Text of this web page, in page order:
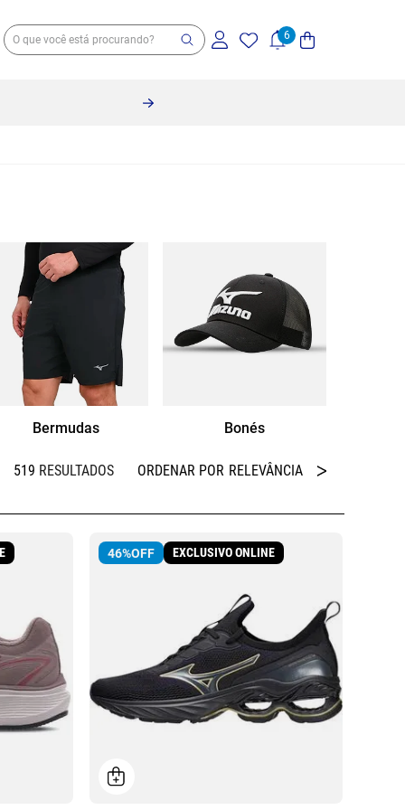
Bermudas Bonés
519 RELEVÂNCIA
46%OFF EXCLUSIVO ONLINE